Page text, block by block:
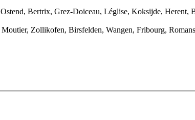
Bertrix, Grez-Doiceau, Léglise, Koksijde, Herent,
Zollikofen, Birsfelden, Wangen, Fribourg,